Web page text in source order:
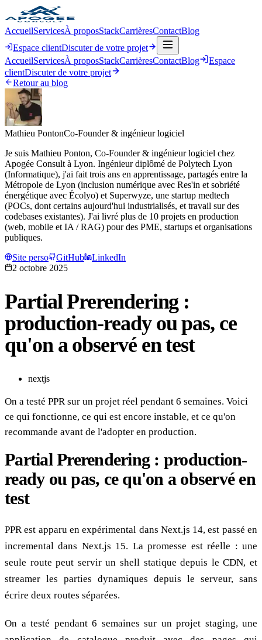
AccueilServicesÀ proposStackCarrièresContactBlog
Espace clientDiscuter de votre projet
AccueilServicesÀ proposStackCarrièresContactBlog
Espace
clientDiscuter de votre projet
Retour au blog
Mathieu PontonCo-Founder & ingénieur logiciel
Je suis Mathieu Ponton, Co-Founder & ingénieur logiciel chez
Apogée Consult à Lyon. Ingénieur diplômé de Polytech Lyon
(Informatique), j'ai fait trois ans en apprentissage, partagés entre la
Métropole de Lyon (inclusion numérique avec Res'in et sobriété
énergétique avec Écolyo) et Superwyze, une startup medtech
(POCs, dont certains aujourd'hui industrialisés, et travail sur des
codebases existantes). J'ai livré plus de 10 projets en production
(web, mobile et IA / RAG) pour des PME, startups et organisations
publiques.
Site perso
GitHub
LinkedIn
2 octobre 2025
Partial Prerendering :
production-ready ou pas, ce
qu'on a observé en test
nextjs
On a testé PPR sur un projet réel pendant 6 semaines. Voici
ce qui fonctionne, ce qui est encore instable, et ce qu'on
recommande avant de l'adopter en production.
Partial Prerendering : production-
ready ou pas, ce qu'on a observé en
test
PPR est apparu en expérimental dans Next.js 14, est passé en
incremental dans Next.js 15. La promesse est réelle : une
seule route peut servir un shell statique depuis le CDN, et
streamer les parties dynamiques depuis le serveur, sans
écrire deux routes séparées.
On a testé pendant 6 semaines sur un projet staging, une